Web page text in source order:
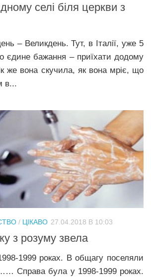
селі біля церкви з
– Великдень. Тут, в Італії, уже 5
єдине бажання – приїхати додому
же вона скучила, як вона мріє, що
в...
/ ЦІКАВО 27.04.2018 В 10:03
з розуму звела
1999 роках. В общагу поселяли
Справа була у 1998-1999 роках.